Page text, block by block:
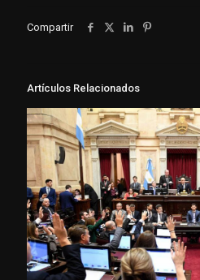
Compartir
Artículos Relacionados